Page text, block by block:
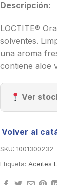
Descripción:
LOCTITE®
solventes.
una aroma
contiene aloe
Ver
Volver al
SKU: 1001300232
Etiqueta: Aceites